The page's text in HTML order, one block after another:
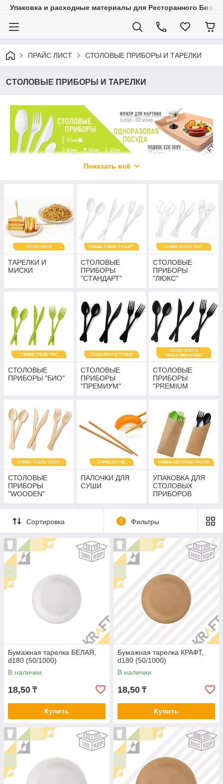
Упаковка и расходные материалы для Ресторанного
ПРАЙС ЛИСТ СТОЛОВЫЕ ПРИБОРЫ И ТАРЕЛКИ
СТОЛОВЫЕ ПРИБОРЫ И ТАРЕЛКИ
Показать всё
ТАРЕЛКИ И
МИСКИ
СТОЛОВЫЕ
ПРИБОРЫ
"СТАНДАРТ"
СТОЛОВЫЕ
ПРИБОРЫ
"ЛЮКС"
СТОЛОВЫЕ
ПРИБОРЫ "БИО"
СТОЛОВЫЕ
ПРИБОРЫ
"ПРЕМИУМ"
СТОЛОВЫЕ
ПРИБОРЫ
"PREMIUM
СТОЛОВЫЕ
ПРИБОРЫ
"WOODEN"
ПАЛОЧКИ ДЛЯ
СУШИ
УПАКОВКА ДЛЯ
СТОЛОВЫХ
ПРИБОРОВ
Сортировка 0 Фильтры
Бумажная тарелка БЕЛАЯ,
d180 (50/1000)
В наличии
18,50 ₸
Купить
Бумажная тарелка КРАФТ,
d180 (50/1000)
В наличии
18,50 ₸
Купить